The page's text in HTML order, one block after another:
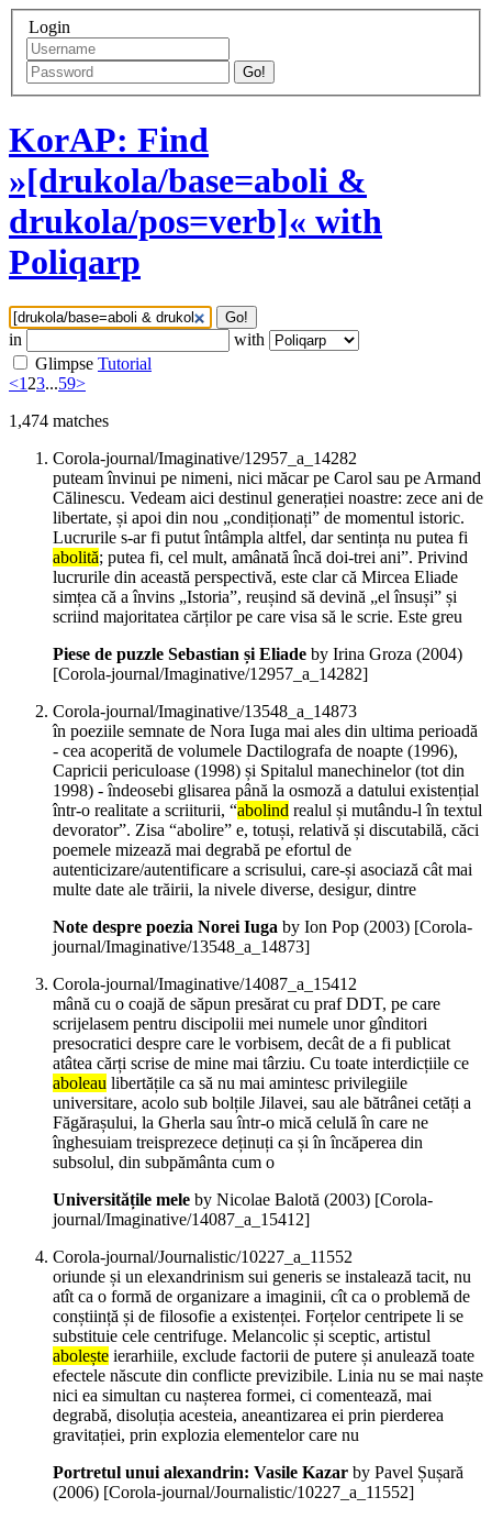
Login
Go!
KorAP: Find
»[drukola/base=aboli &
drukola/pos=verb]« with
Poliqarp
Go!
in
with
Glimpse Tutorial
<123...59>
1,474 matches
Corola-journal/Imaginative/12957_a_14282
puteam învinui pe nimeni, nici măcar pe Carol sau pe Armand
Călinescu. Vedeam aici destinul generației noastre: zece ani de
libertate, și apoi din nou „condiționați” de momentul istoric.
Lucrurile s-ar fi putut întâmpla altfel, dar sentința nu putea fi
abolită; putea fi, cel mult, amânată încă doi-trei ani”. Privind
lucrurile din această perspectivă, este clar că Mircea Eliade
simțea că a învins „Istoria”, reușind să devină „el însuși” și
scriind majoritatea cărților pe care visa să le scrie. Este greu
Piese de puzzle Sebastian și Eliade by Irina Groza (2004)
[Corola-journal/Imaginative/12957_a_14282]
Corola-journal/Imaginative/13548_a_14873
în poeziile semnate de Nora Iuga mai ales din ultima perioadă
- cea acoperită de volumele Dactilografa de noapte (1996),
Capricii periculoase (1998) și Spitalul manechinelor (tot din
1998) - îndeosebi glisarea până la osmoză a datului existențial
într-o realitate a scriiturii, “abolind realul și mutându-l în textul
devorator”. Zisa “abolire” e, totuși, relativă și discutabilă, căci
poemele mizează mai degrabă pe efortul de
autenticizare/autentificare a scrisului, care-și asociază cât mai
multe date ale trăirii, la nivele diverse, desigur, dintre
Note despre poezia Norei Iuga by Ion Pop (2003) [Corola-
journal/Imaginative/13548_a_14873]
Corola-journal/Imaginative/14087_a_15412
mână cu o coajă de săpun presărat cu praf DDT, pe care
scrijelasem pentru discipolii mei numele unor gînditori
presocratici despre care le vorbisem, decât de a fi publicat
atâtea cărți scrise de mine mai târziu. Cu toate interdicțiile ce
aboleau libertățile ca să nu mai amintesc privilegiile
universitare, acolo sub bolțile Jilavei, sau ale bătrânei cetăți a
Făgărașului, la Gherla sau într-o mică celulă în care ne
înghesuiam treisprezece deținuți ca și în încăperea din
subsolul, din subpământa cum o
Universitățile mele by Nicolae Balotă (2003) [Corola-
journal/Imaginative/14087_a_15412]
Corola-journal/Journalistic/10227_a_11552
oriunde și un elexandrinism sui generis se instalează tacit, nu
atît ca o formă de organizare a imaginii, cît ca o problemă de
conștiință și de filosofie a existenței. Forțelor centripete li se
substituie cele centrifuge. Melancolic și sceptic, artistul
abolește ierarhiile, exclude factorii de putere și anulează toate
efectele născute din conflicte previzibile. Linia nu se mai naște
nici ea simultan cu nașterea formei, ci comentează, mai
degrabă, disoluția acesteia, aneantizarea ei prin pierderea
gravitației, prin explozia elementelor care nu
Portretul unui alexandrin: Vasile Kazar by Pavel Șușară
(2006) [Corola-journal/Journalistic/10227_a_11552]